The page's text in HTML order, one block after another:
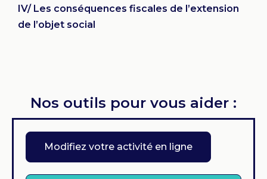
IV/ Les conséquences fiscales de l’extension
de l’objet social
Nos outils pour vous aider :
Modifiez votre activité en ligne